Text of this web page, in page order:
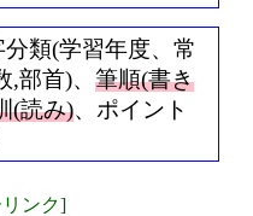
類(学習年度、常
部首)、 筆順(書き
(読み)、ポイント
ンク]